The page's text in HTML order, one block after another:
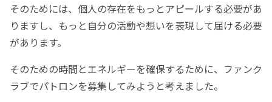
そのためには、個人の存在をもっとアピールする必要があ
りますし、もっと自分の活動や想いを表現して届ける必要
があります。
そのための時間とエネルギーを確保するために、ファンク
ラブでパトロンを募集してみようと考えました。